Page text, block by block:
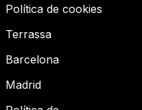
Política de cookies
Terrassa
Barcelona
Madrid